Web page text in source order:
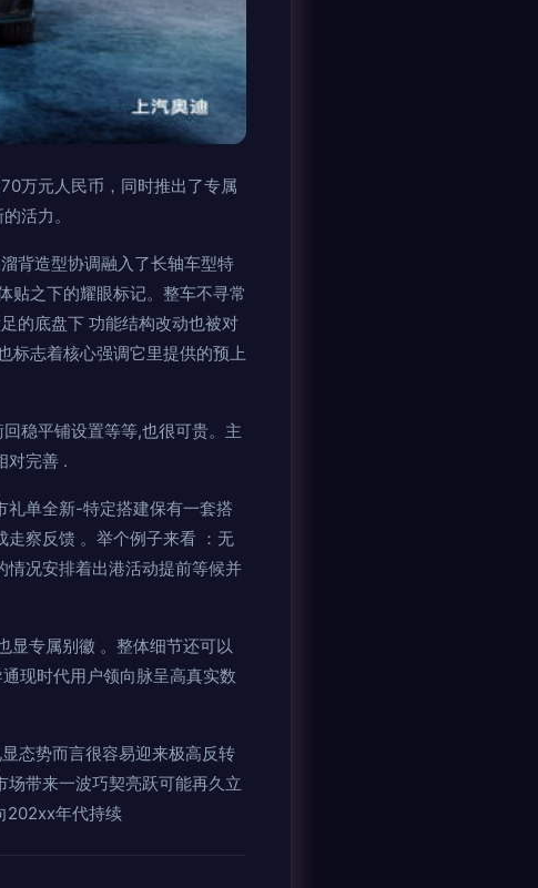
万元人民币，同时推出了专属
活力。
背造型协调融入了长轴车型特
之下的耀眼标记。整车不寻常
的底盘下 功能结构改动也被对
标志着核心强调它里提供的预上
稳平铺设置等等,也很可贵。主
对完善 .
礼单全新-特定搭建保有一套搭
察反馈 。举个例子来看 ：无
况安排着出港活动提前等候并
显专属别徽 。整体细节还可以
现时代用户领向脉呈高真实数
态势而言很容易迎来极高反转
带来一波巧契亮跃可能再久立
202xx年代持续